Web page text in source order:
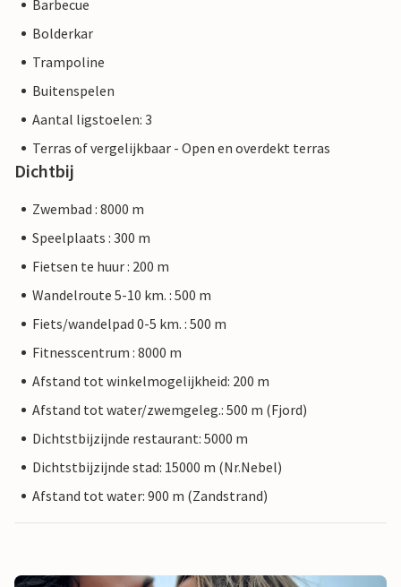
Barbecue
Bolderkar
Trampoline
Buitenspelen
Aantal ligstoelen: 3
Terras of vergelijkbaar - Open en overdekt terras
Dichtbij
Zwembad : 8000 m
Speelplaats : 300 m
Fietsen te huur : 200 m
Wandelroute 5-10 km. : 500 m
Fiets/wandelpad 0-5 km. : 500 m
Fitnesscentrum : 8000 m
Afstand tot winkelmogelijkheid: 200 m
Afstand tot water/zwemgeleg.: 500 m (Fjord)
Dichtstbijzijnde restaurant: 5000 m
Dichtstbijzijnde stad: 15000 m (Nr.Nebel)
Afstand tot water: 900 m (Zandstrand)